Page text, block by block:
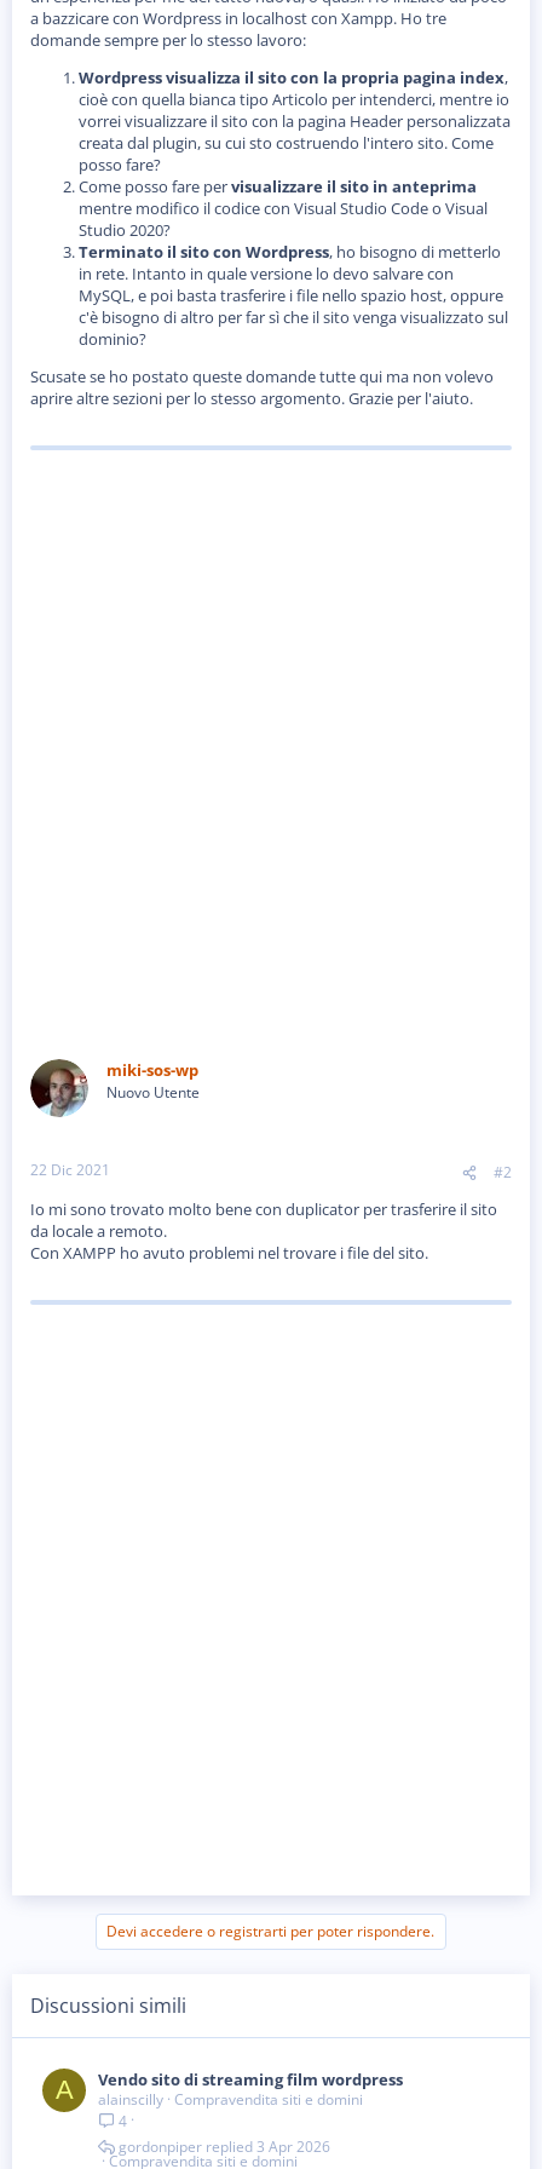
n
e
a bazzicare con Wordpress in localhost con Xampp. Ho tre
domande sempre per lo stesso lavoro:
Wordpress visualizza il sito con la propria pagina index,
cioè con quella bianca tipo Articolo per intenderci, mentre io
vorrei visualizzare il sito con la pagina Header personalizzata
creata dal plugin, su cui sto costruendo l'intero sito. Come
posso fare?
Come posso fare pervisualizzare il sito in anteprima
mentre modifico il codice con Visual Studio Code o Visual
Studio 2020?
Terminato il sito con Wordpress, ho bisogno di metterlo
in rete. Intanto in quale versione lo devo salvare con
MySQL, e poi basta trasferire i file nello spazio host, oppure
c'è bisogno di altro per far sì che il sito venga visualizzato sul
dominio?
Scusate se ho postato queste domande tutte qui ma non volevo
aprire altre sezioni per lo stesso argomento. Grazie per l'aiuto.
miki-sos-wp
Nuovo Utente
22 Dic 2021 #2
Io mi sono trovato molto bene con duplicator per trasferire il sito
da locale a remoto.
Con XAMPP ho avuto problemi nel trovare i file del sito.
Devi accedere o registrarti per poter rispondere.
Discussioni simili
A Vendo sito di streaming film wordpress
alainscilly Compravendita siti e domini
4
Compravendita siti e domini
3 Apr 2026
gordonpiper